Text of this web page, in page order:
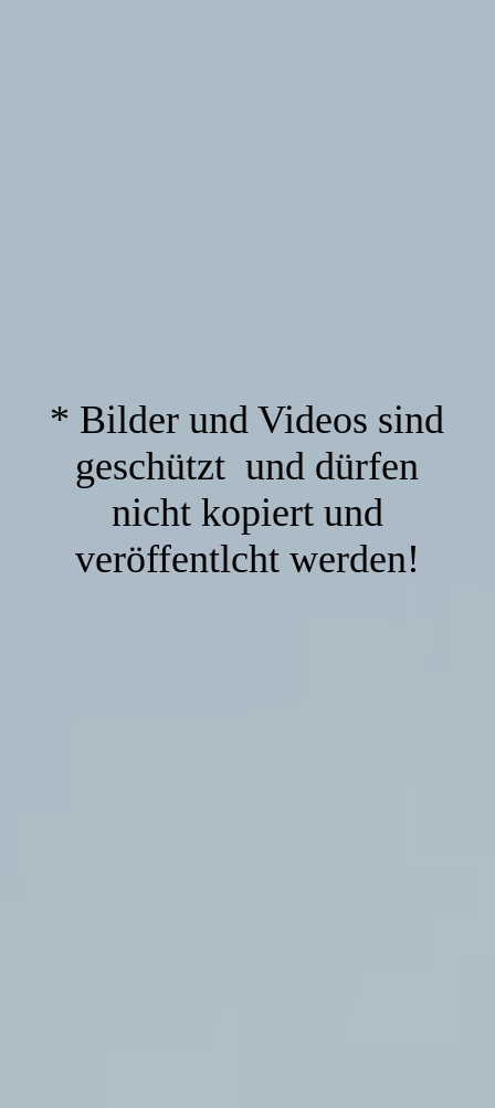
* Bilder und Videos sind
geschützt und dürfen
nicht kopiert und
veröffentlcht werden!